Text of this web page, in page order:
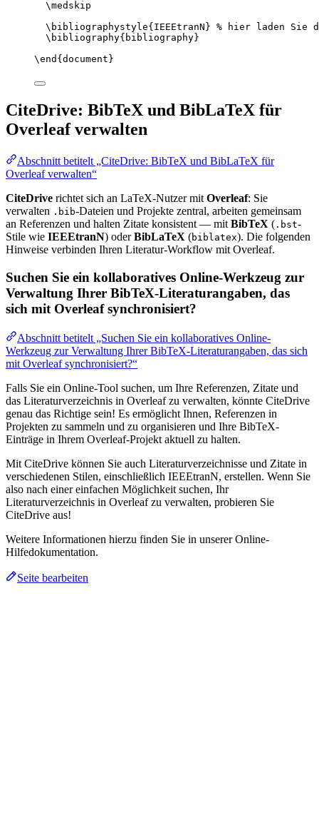
\medskip
\bibliographystyle{IEEEtranN} % hier laden Sie
\bibliography{bibliography}
\end { document }
CiteDrive: BibTeX und BibLaTeX für
Overleaf verwalten
Abschnitt betitelt „CiteDrive: BibTeX und BibLaTeX für
Overleaf verwalten“
CiteDrive richtet sich an LaTeX-Nutzer mit Overleaf: Sie
verwalten .bib-Dateien und Projekte zentral, arbeiten gemeinsam
an Referenzen und halten Zitate konsistent — mit BibTeX ( .bst-
Stile wie IEEEtranN) oderBibLaTeX (biblatex). Die folgenden
Hinweise verbinden Ihren Literatur-Workflow mit Overleaf.
Suchen Sie ein kollaboratives Online-Werkzeug zur
Verwaltung Ihrer BibTeX-Literaturangaben, das
sich mit Overleaf synchronisiert?
Abschnitt betitelt „Suchen Sie ein kollaboratives Online-
Werkzeug zur Verwaltung Ihrer BibTeX-Literaturangaben, das sich
mit Overleaf synchronisiert?“
Falls Sie ein Online-Tool suchen, um Ihre Referenzen, Zitate und
das Literaturverzeichnis in Overleaf zu verwalten, könnte CiteDrive
genau das Richtige sein! Es ermöglicht Ihnen, Referenzen in
Projekten zu sammeln und zu organisieren und Ihre BibTeX-
Einträge in Ihrem Overleaf-Projekt aktuell zu halten.
Mit CiteDrive können Sie auch Literaturverzeichnisse und Zitate in
verschiedenen Stilen, einschließlich IEEEtranN, erstellen. Wenn Sie
also nach einer einfachen Möglichkeit suchen, Ihr
Literaturverzeichnis in Overleaf zu verwalten, probieren Sie
CiteDrive aus!
Weitere Informationen hierzu finden Sie in unserer Online-
Hilfedokumentation.
Seite bearbeiten